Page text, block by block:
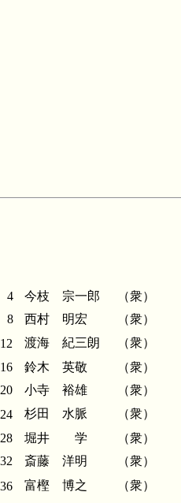
4 今枝 宗一郎
（衆）
8
西村 明宏
（衆）
渡海 紀三朗
（衆）
鈴木 英敬
（衆）
小寺 裕雄
（衆）
杉田 水脈
（衆）
堀井 学
（衆）
斎藤 洋明
（衆）
富樫 博之
（衆）